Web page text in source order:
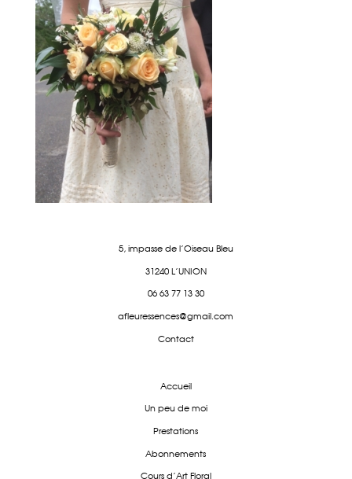
5, impasse de l'Oiseau Bleu
31240 L'UNION
06 63 77 13 30
afleuressences@gmail.com
Contact
Accueil
Un peu de moi
Prestations
Abonnements
Cours d'Art Floral